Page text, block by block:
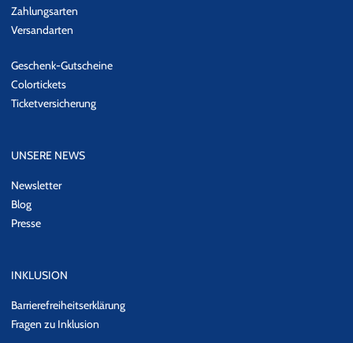
Zahlungsarten
Versandarten
Geschenk-Gutscheine
Colortickets
Ticketversicherung
UNSERE NEWS
Newsletter
Blog
Presse
INKLUSION
Barrierefreiheitserklärung
Fragen zu Inklusion